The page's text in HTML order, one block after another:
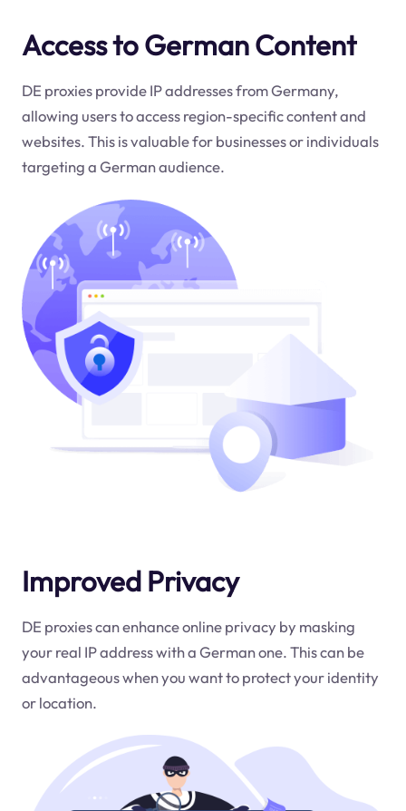
Access to German Content
DE proxies provide IP addresses from Germany,
allowing users to access region-specific content and
websites. This is valuable for businesses or individuals
targeting a German audience.
Improved Privacy
DE proxies can enhance online privacy by masking
your real IP address with a German one. This can be
advantageous when you want to protect your identity
or location.